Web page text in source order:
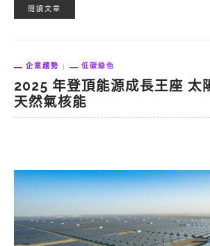
閱讀文章
企業趨勢 低碳綠色
2025 年登頂能源成長王座 太
天然氣核能